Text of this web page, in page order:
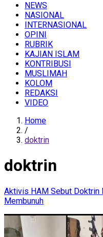
NEWS
NASIONAL
INTERNASIONAL
OPINI
RUBRIK
KAJIAN ISLAM
KONTRIBUSI
MUSLIMAH
KOLOM
REDAKSI
VIDEO
Home
/
doktrin
doktrin
Aktivis HAM Sebut Doktrin
Membunuh